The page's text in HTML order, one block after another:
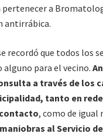
pertenecer a
antirrábica.
recordó que todos los
para el vecino.
a través de los
tanto en
, como de igual
al Servicio